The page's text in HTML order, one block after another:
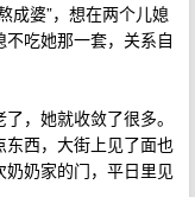
成婆”，想在两个儿媳
吃她那一套，关系自
，她就收敛了很多。
西，大街上见了面也
奶家的门，平日里见